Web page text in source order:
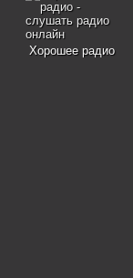
Хорошее радио